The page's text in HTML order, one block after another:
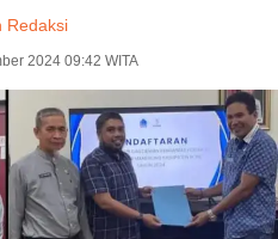
Redaksi
2024 09:42 WITA